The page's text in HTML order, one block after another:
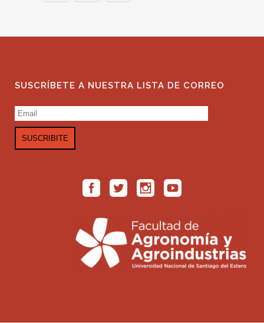
SUSCRÍBETE A NUESTRA LISTA DE CORREO